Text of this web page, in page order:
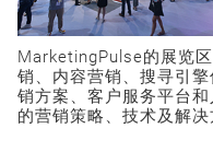
MarketingPulse的展览
销、内容营销、搜寻引
销方案、客户服务平台
的营销策略、技术及解决